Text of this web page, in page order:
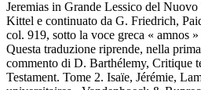
Jeremias in Grande Lessico del
Kittel e continuato da G. Friedrich,
col. 919, sotto la voce greca « amnos
Questa traduzione riprende, nella
commento di D. Barthélemy, Critique
Testament. Tome 2. Isaïe, Jérémie,